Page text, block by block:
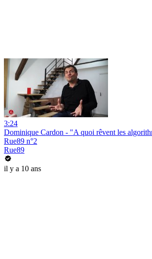
3:24
Dominique Cardon - "A quoi rêvent les
Rue89 n°2
Rue89
il y a 10 ans